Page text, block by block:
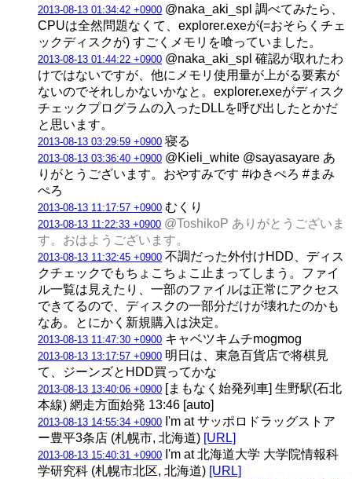
2013-08-13 01:34:42 +0900 @naka_aki_spl 調べてみたら、
CPUは全然問題なくて、explorer.exeが(=おそらくチェ
ックディスクが) すごくメモリを喰っていました。
2013-08-13 01:44:22 +0900 @naka_aki_spl 確認が取れたわ
けではないですが、他にメモリ使用量が上がる要素が
ないのでそれしかないかなと。explorer.exeがディスク
チェックプログラムの入ったDLLを呼び出したとかだ
と思います。
2013-08-13 03:29:59 +0900 寝る
2013-08-13 03:36:40 +0900 @Kieli_white @sayasayare あ
りがとうございます。おやすみです #ゆきぺろ #まみ
ぺろ
2013-08-13 11:17:57 +0900 むくり
2013-08-13 11:22:33 +0900 @ToshikoP ありがとうございま
す。おはようございます。
2013-08-13 11:32:45 +0900 不調だった外付けHDD、ディス
クチェックでもちょこちょこ止まってしまう。ファイ
ル一覧は見えたり、一部のファイルは正常にアクセス
できてるので、ディスクの一部分だけが壊れたのかも
なあ。とにかく新規購入は決定。
2013-08-13 11:47:30 +0900 キャベツキムチmogmog
2013-08-13 13:17:57 +0900 明日は、東急百貨店で将棋見
て、ジーンズとHDD買ってかな
2013-08-13 13:40:06 +0900 [まもなく始発列車] 生野駅(石北
本線) 網走方面始発 13:46 [auto]
2013-08-13 14:55:34 +0900 I'm at サッポロドラッグストア
ー豊平3条店 (札幌市, 北海道) [URL]
2013-08-13 15:40:31 +0900 I'm at 北海道大学 大学院情報科
学研究科 (札幌市北区, 北海道) [URL]